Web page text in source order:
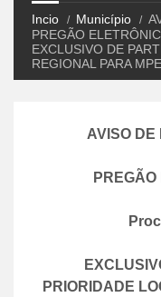
Incio Município
PREGÃO
EXCLUSIVO DE
REGIONAL PARA MPE
AVISO DE
PRIORIDADE